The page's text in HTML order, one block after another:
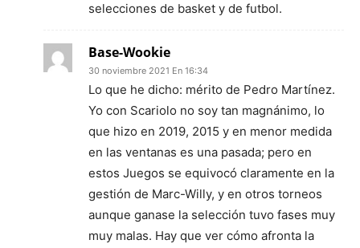
selecciones de basket y de futbol.
Base-Wookie
30 noviembre 2021 En 16:34
Lo que he dicho: mérito de Pedro Martínez.
Yo con Scariolo no soy tan magnánimo, lo
que hizo en 2019, 2015 y en menor medida
en las ventanas es una pasada; pero en
estos Juegos se equivocó claramente en la
gestión de Marc-Willy, y en otros torneos
aunque ganase la selección tuvo fases muy
muy malas. Hay que ver cómo afronta la